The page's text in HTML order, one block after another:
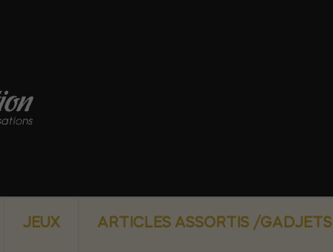
JEUX ARTICLES ASSORTIS /GADJETS